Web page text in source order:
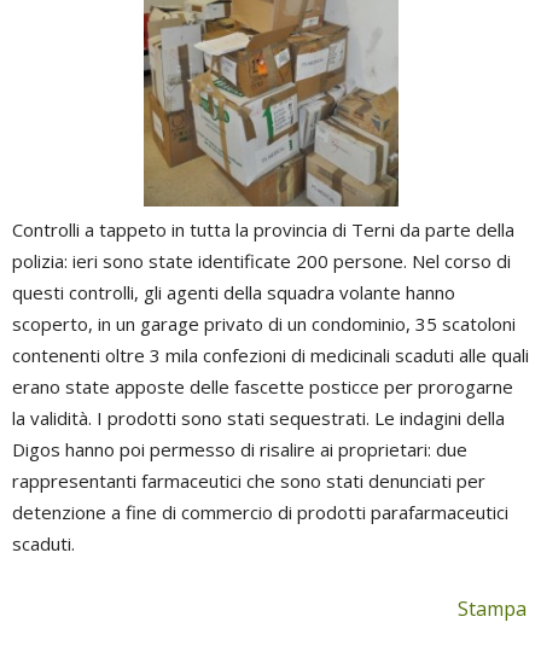
Controlli a tappeto in tutta la provincia di Terni da parte della
polizia: ieri sono state identificate 200 persone. Nel corso di
questi controlli, gli agenti della squadra volante hanno
scoperto, in un garage privato di un condominio, 35 scatoloni
contenenti oltre 3 mila confezioni di medicinali scaduti alle quali
erano state apposte delle fascette posticce per prorogarne
la validità. I prodotti sono stati sequestrati. Le indagini della
Digos hanno poi permesso di risalire ai proprietari: due
rappresentanti farmaceutici che sono stati denunciati per
detenzione a fine di commercio di prodotti parafarmaceutici
scaduti.
Stampa